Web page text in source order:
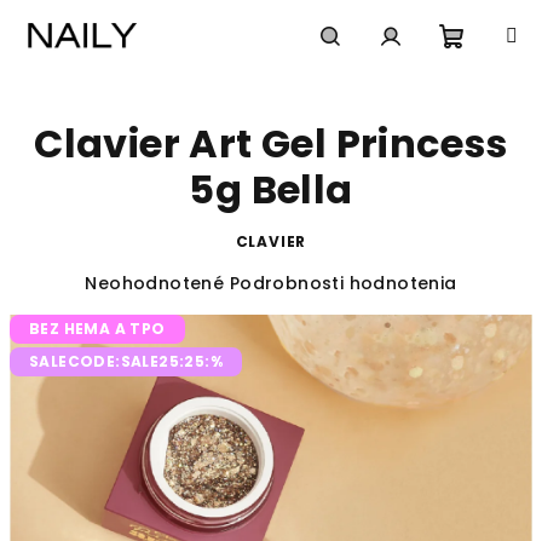
košík
Clavier Art Gel Princess
5g Bella
CLAVIER
Priemerné
produktu
je
0,0
hviezdičiek.
Neohodnotené Podrobnosti hodnotenia
BEZ HEMA A TPO
SALECODE:SALE25:25:%